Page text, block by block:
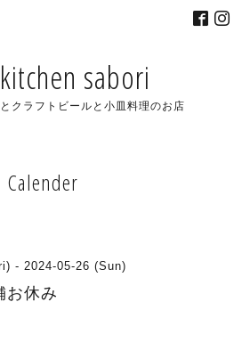
sabori
クラフトビールと小皿料理のお店
Calender
- 2024-05-26 (Sun)
休み